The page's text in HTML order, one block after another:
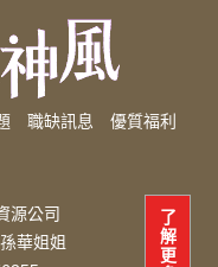
了
解
更
職缺訊息
優質福利
源公司
華姐姐